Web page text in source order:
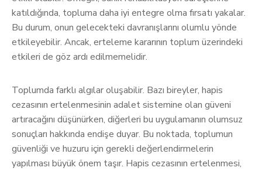
katıldığında, topluma daha iyi entegre olma fırsatı yakalar.
Bu durum, onun gelecekteki davranışlarını olumlu yönde
etkileyebilir. Ancak, erteleme kararının toplum üzerindeki
etkileri de göz ardı edilmemelidir.
Toplumda farklı algılar oluşabilir. Bazı bireyler, hapis
cezasının ertelenmesinin adalet sistemine olan güveni
artıracağını düşünürken, diğerleri bu uygulamanın olumsuz
sonuçları hakkında endişe duyar. Bu noktada, toplumun
güvenliği ve huzuru için gerekli değerlendirmelerin
yapılması büyük önem taşır. Hapis cezasının ertelenmesi,